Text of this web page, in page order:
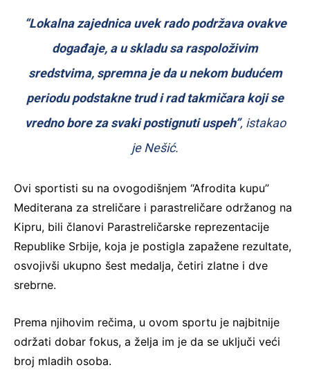
“Lokalna zajednica uvek rado podržava ovakve
događaje, a u skladu sa raspoloživim
sredstvima, spremna je da u nekom budućem
periodu podstakne trud i rad takmičara koji se
vredno bore za svaki postignuti uspeh”, istakao
je Nešić.
Ovi sportisti su na ovogodišnjem “Afrodita kupu”
Mediterana za streličare i parastreličare održanog na
Kipru, bili članovi Parastreličarske reprezentacije
Republike Srbije, koja je postigla zapažene rezultate,
osvojivši ukupno šest medalja, četiri zlatne i dve
srebrne.
Prema njihovim rečima, u ovom sportu je najbitnije
održati dobar fokus, a želja im je da se uključi veći
broj mladih osoba.